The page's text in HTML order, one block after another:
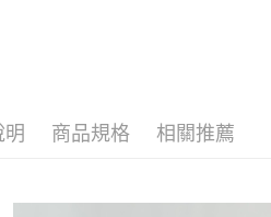
明 商品規格 相關推薦